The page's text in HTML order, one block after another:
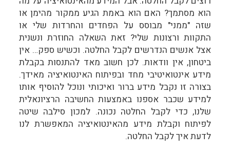
הוא מסתמך? האם הוא באמת הגיע ממקור מהימן או
שזה "ממני" מבוסס על הפחדים והחרדות שלי או
התקוות ורצונות שלי? זאת השאלה החוזרת ונשנית
אצל אנשים הנדרשים לקבל החלטה. וכשיש ספק… אין
ביטחון, אין וודאות. לכן חשוב מאד להתנסות בקבלת
מידע אינטואיטיבי מחד ובפיתוח האינטואיציה מאידך.
בצורה זו נקבל מידע ברור ואיכותי ונוכל להוסיף אותו
למידע שכבר אספנו באמצעות החשיבה הרציונאלית
שלנו, כדי לקבל החלטה נכונה. למכון סילבה שיטה
לפיתוח וקבלת מידע מהאינטואיציה המאפשרת לנו
לדעת איך לקבל החלטה.